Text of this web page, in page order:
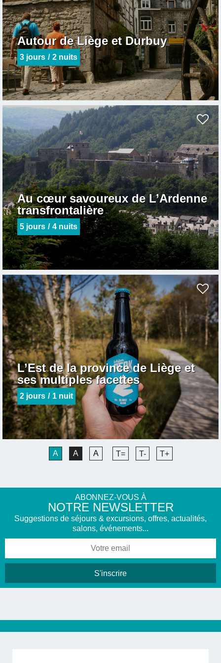
Autour de Liège et Durbuy
3 jours 2 nuits
Au cœur savoureux de L’Ardenne
transfrontalière
5 jours 4 nuits
L’Est de la province de Liège et
ses multiples facettes
2 jours 1 nuit
A A A T= T- T+
ABONNEZ-VOUS À
NOTRE NEWSLETTER
Suggestions de séjours & excursions, offres, actualités,
salons, événements...